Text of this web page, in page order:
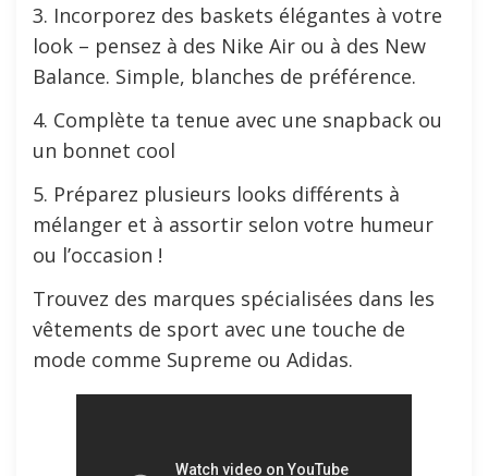
3. Incorporez des baskets élégantes à votre
look – pensez à des Nike Air ou à des New
Balance. Simple, blanches de préférence.
4. Complète ta tenue avec une snapback ou
un bonnet cool
5. Préparez plusieurs looks différents à
mélanger et à assortir selon votre humeur
ou l’occasion !
Trouvez des marques spécialisées dans les
vêtements de sport avec une touche de
mode comme Supreme ou Adidas.